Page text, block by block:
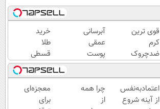
قوی ترین
کرم
ضدچروک
گیاهی!
تحت
لیسانس
آلمان
آبرسانی
عمقی
پوست
در
تابستان
با کرم
جوانساز
خرید
طلا
قسطی
شد!!!!!!
اعتمادبه‌نفس
از آینه شروع
چرا همه
از
معجزه‌ای
برای